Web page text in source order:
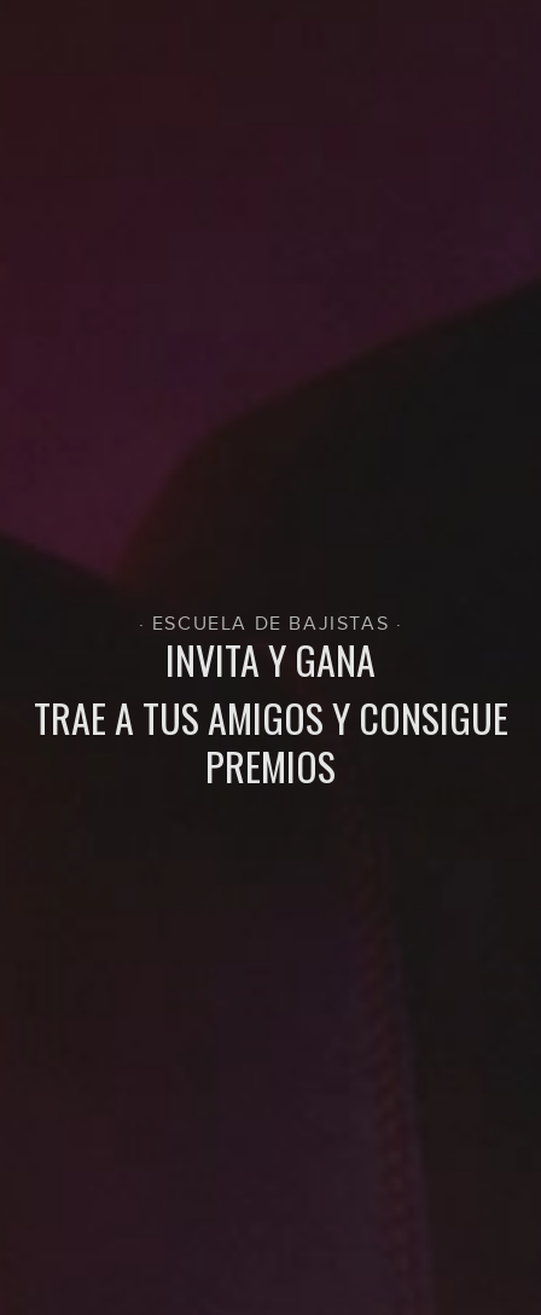
· ESCUELA DE BAJISTAS ·
INVITA Y GANA
TRAE A TUS AMIGOS Y CONSIGUE
PREMIOS